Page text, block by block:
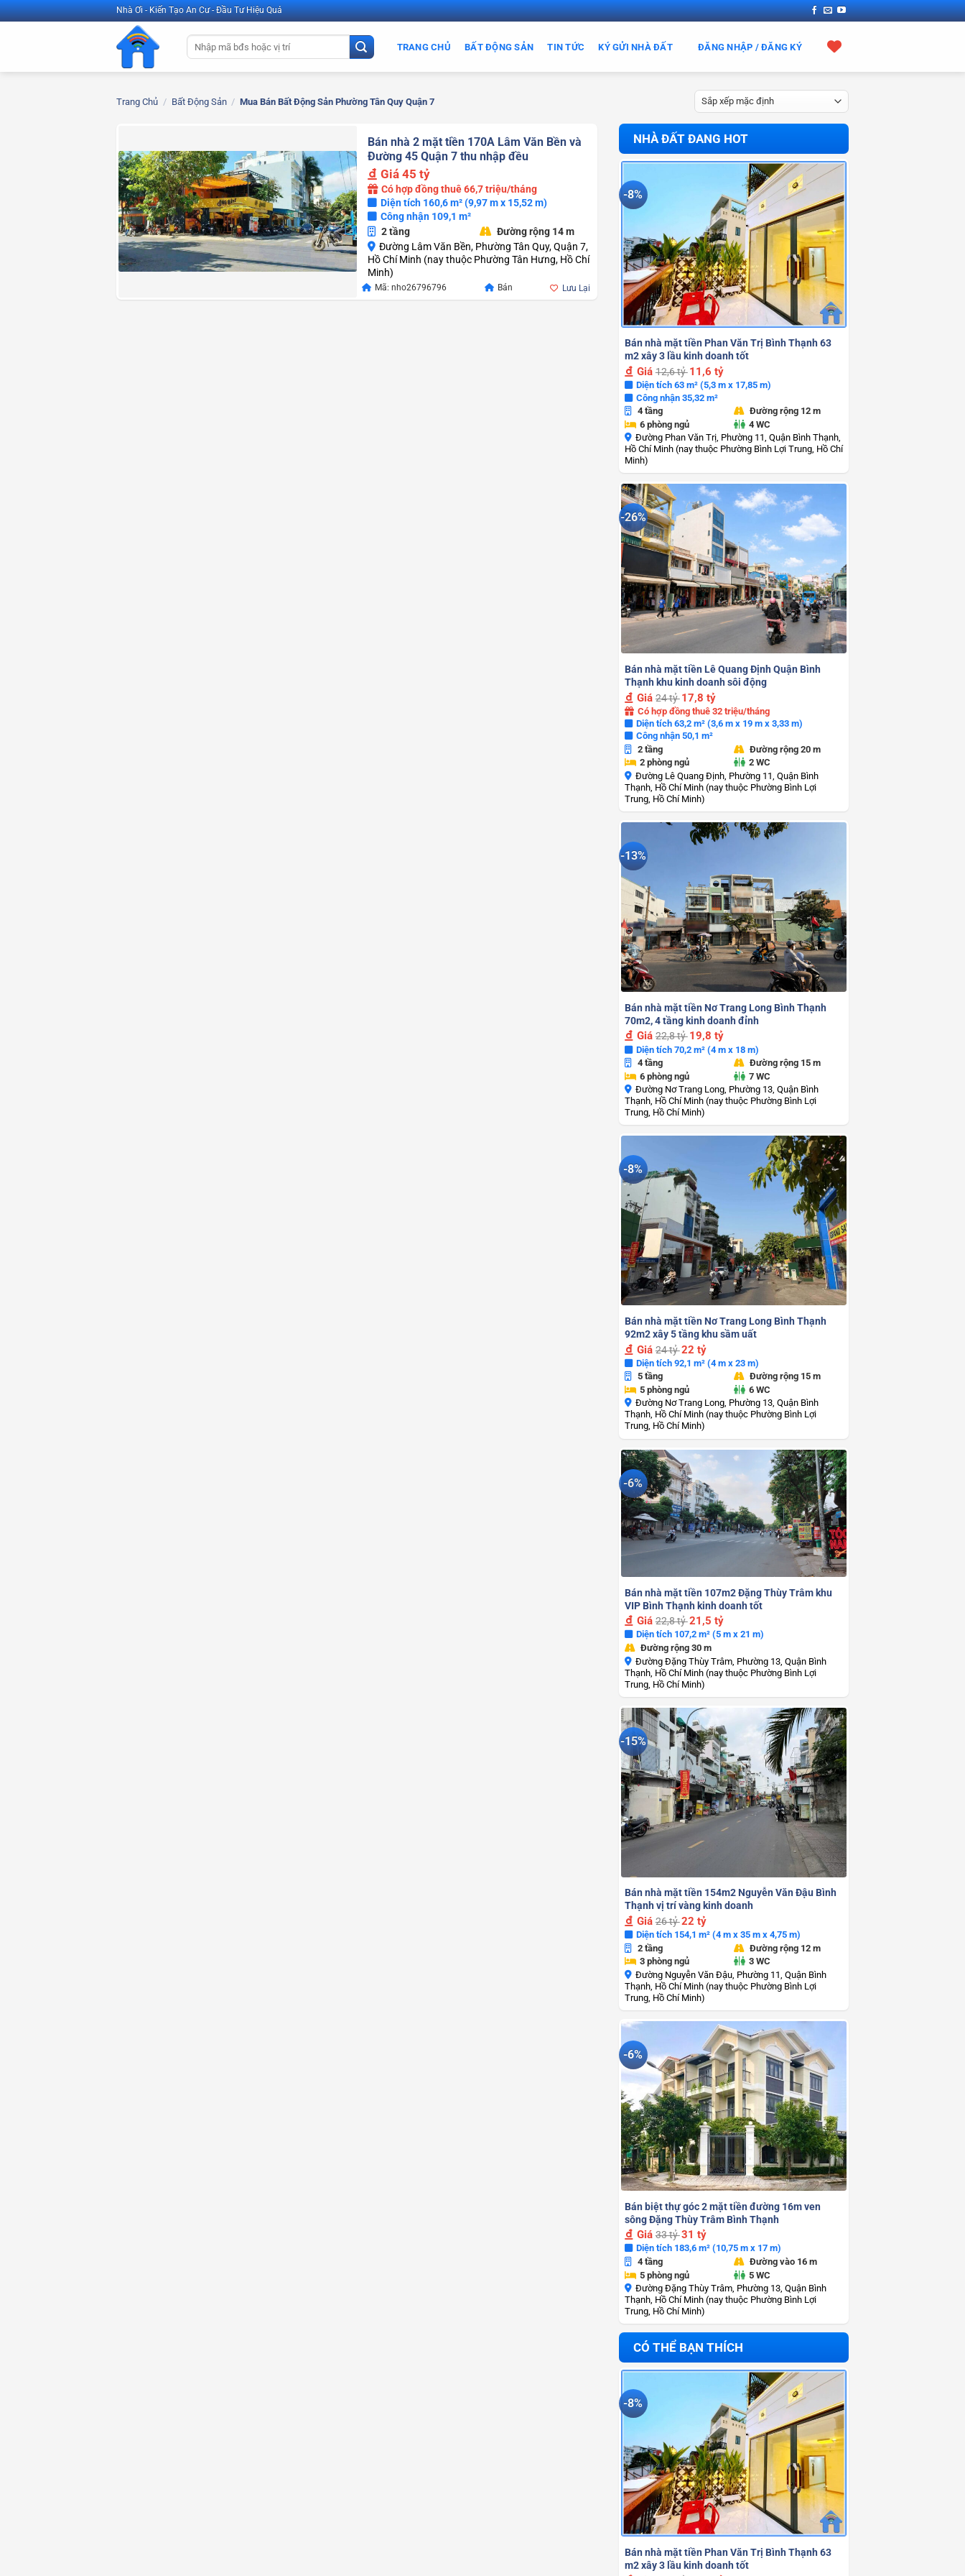
Bỏ
qua
Nhà Ơi - Kiến Tạo An Cư - Đầu Tư Hiệu Quả
Tìm
kiếm:
TRANG CHỦ BẤT ĐỘNG SẢN TIN TỨC KÝ GỬI NHÀ ĐẤT ĐĂNG NHẬP / ĐĂNG KÝ
Trang Chủ / Bất Động Sản / Mua Bán Bất Động Sản Phường Tân Quy Quận 7
Bán nhà 2 mặt tiền 170A Lâm Văn Bền và
Đường 45 Quận 7 thu nhập đều
Giá 45 tỷ
Có hợp đồng thuê 66,7 triệu/tháng
Diện tích 160,6 m² (9,97 m x 15,52 m)
Công nhận 109,1 m²
2 tầng
Đường rộng 14 m
Đường Lâm Văn Bền, Phường Tân Quy, Quận 7,
Hồ Chí Minh (nay thuộc Phường Tân Hưng, Hồ Chí
Minh)
Mã: nho26796796 Bán Lưu Lại
NHÀ ĐẤT ĐANG HOT
-8%
Bán nhà mặt tiền Phan Văn Trị Bình Thạnh 63
m2 xây 3 lầu kinh doanh tốt
Giá12,6 tỷ 11,6 tỷ
Diện tích 63 m² (5,3 m x 17,85 m)
Công nhận 35,32 m²
4 tầng
Đường rộng 12 m
6 phòng ngủ
4 WC
Đường Phan Văn Trị, Phường 11, Quận Bình Thạnh,
Hồ Chí Minh (nay thuộc Phường Bình Lợi Trung, Hồ Chí
Minh)
-26%
Bán nhà mặt tiền Lê Quang Định Quận Bình
Thạnh khu kinh doanh sôi động
Giá24 tỷ 17,8 tỷ
Có hợp đồng thuê 32 triệu/tháng
Diện tích 63,2 m² (3,6 m x 19 m x 3,33 m)
Công nhận 50,1 m²
2 tầng
Đường rộng 20 m
2 phòng ngủ
2 WC
Đường Lê Quang Định, Phường 11, Quận Bình
Thạnh, Hồ Chí Minh (nay thuộc Phường Bình Lợi
Trung, Hồ Chí Minh)
-13%
Bán nhà mặt tiền Nơ Trang Long Bình Thạnh
70m2, 4 tầng kinh doanh đỉnh
Giá22,8 tỷ 19,8 tỷ
Diện tích 70,2 m² (4 m x 18 m)
4 tầng
Đường rộng 15 m
6 phòng ngủ
7 WC
Đường Nơ Trang Long, Phường 13, Quận Bình
Thạnh, Hồ Chí Minh (nay thuộc Phường Bình Lợi
Trung, Hồ Chí Minh)
-8%
Bán nhà mặt tiền Nơ Trang Long Bình Thạnh
92m2 xây 5 tầng khu sầm uất
Giá24 tỷ22 tỷ
Diện tích 92,1 m² (4 m x 23 m)
5 tầng
Đường rộng 15 m
5 phòng ngủ
6 WC
Đường Nơ Trang Long, Phường 13, Quận Bình
Thạnh, Hồ Chí Minh (nay thuộc Phường Bình Lợi
Trung, Hồ Chí Minh)
-6%
Bán nhà mặt tiền 107m2 Đặng Thùy Trâm khu
VIP Bình Thạnh kinh doanh tốt
Giá22,8 tỷ21,5 tỷ
Diện tích 107,2 m² (5 m x 21 m)
Đường rộng 30 m
Đường Đặng Thùy Trâm, Phường 13, Quận Bình
Thạnh, Hồ Chí Minh (nay thuộc Phường Bình Lợi
Trung, Hồ Chí Minh)
-15%
Bán nhà mặt tiền 154m2 Nguyễn Văn Đậu Bình
Thạnh vị trí vàng kinh doanh
Giá26 tỷ22 tỷ
Diện tích 154,1 m² (4 m x 35 m x 4,75 m)
2 tầng
Đường rộng 12 m
3 phòng ngủ
3 WC
Đường Nguyễn Văn Đậu, Phường 11, Quận Bình
Thạnh, Hồ Chí Minh (nay thuộc Phường Bình Lợi
Trung, Hồ Chí Minh)
-6%
Bán biệt thự góc 2 mặt tiền đường 16m ven
sông Đặng Thùy Trâm Bình Thạnh
Giá33 tỷ31 tỷ
Diện tích 183,6 m² (10,75 m x 17 m)
4 tầng
Đường vào 16 m
5 phòng ngủ
5 WC
Đường Đặng Thùy Trâm, Phường 13, Quận Bình
Thạnh, Hồ Chí Minh (nay thuộc Phường Bình Lợi
Trung, Hồ Chí Minh)
CÓ THỂ BẠN THÍCH
-8%
Bán nhà mặt tiền Phan Văn Trị Bình Thạnh 63
m2 xây 3 lầu kinh doanh tốt